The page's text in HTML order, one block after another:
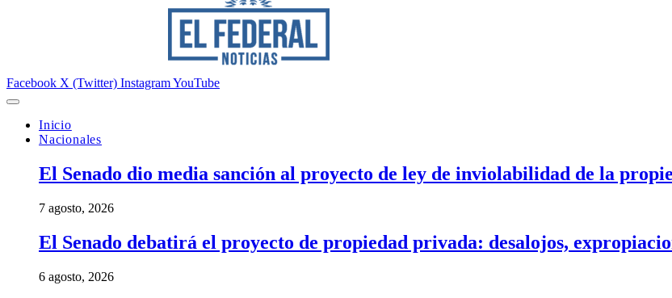
Facebook X (Twitter) InstagramYouTube
Inicio
Nacionales
El Senado dio media sanción al proyecto de ley de inviolabilidad de la
7 agosto, 2026
El Senado debatirá el proyecto de propiedad privada: desalojos,
6 agosto, 2026